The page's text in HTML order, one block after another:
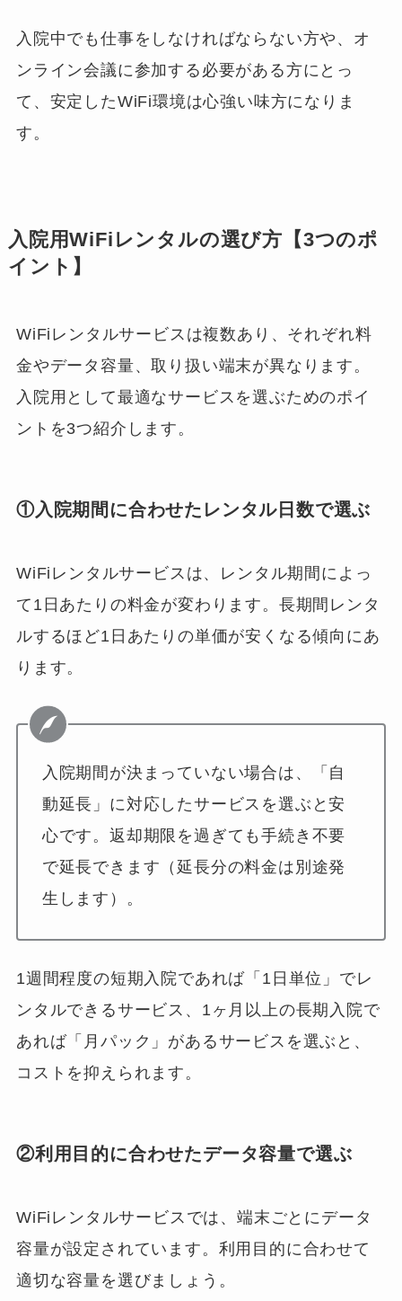
入院中でも仕事をしなければならない方や、オ
ンライン会議に参加する必要がある方にとっ
て、安定したWiFi環境は心強い味方になりま
す。
入院用WiFiレンタルの選び方【3つのポ
イント】
WiFiレンタルサービスは複数あり、それぞれ料
金やデータ容量、取り扱い端末が異なります。
入院用として最適なサービスを選ぶためのポイ
ントを3つ紹介します。
①入院期間に合わせたレンタル日数で選ぶ
WiFiレンタルサービスは、レンタル期間によっ
て1日あたりの料金が変わります。長期間レンタ
ルするほど1日あたりの単価が安くなる傾向にあ
ります。
入院期間が決まっていない場合は、「自
動延長」に対応したサービスを選ぶと安
心です。返却期限を過ぎても手続き不要
で延長できます（延長分の料金は別途発
生します）。
1週間程度の短期入院であれば「1日単位」でレ
ンタルできるサービス、1ヶ月以上の長期入院で
あれば「月パック」があるサービスを選ぶと、
コストを抑えられます。
②利用目的に合わせたデータ容量で選ぶ
WiFiレンタルサービスでは、端末ごとにデータ
容量が設定されています。利用目的に合わせて
適切な容量を選びましょう。